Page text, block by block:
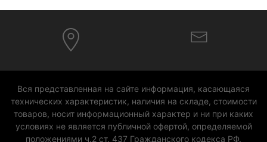
Вся представленная на сайте информация, касающаяся
технических характеристик, наличия на складе, стоимости
товаров, носит информационный характер и ни при каких
условиях не является публичной офертой, определяемой
положениями ч.2 ст. 437 Гражданского кодекса РФ.